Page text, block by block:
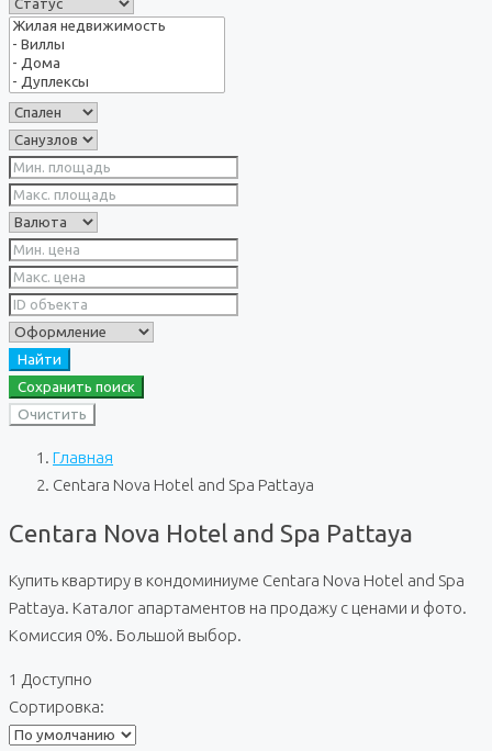
Найти
Сохранить поиск
Очистить
Главная
Centara Nova Hotel and Spa Pattaya
Centara Nova Hotel and Spa Pattaya
Купить квартиру в кондоминиуме Centara Nova Hotel and Spa
Pattaya. Каталог апартаментов на продажу с ценами и фото.
Комиссия 0%. Большой выбор.
1 Доступно
Сортировка: